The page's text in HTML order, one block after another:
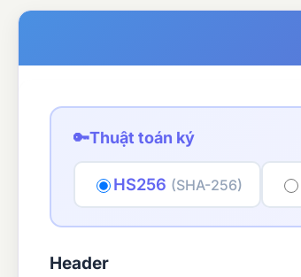
🔑Thuật toán ký
HS256 (SHA-256)
Header